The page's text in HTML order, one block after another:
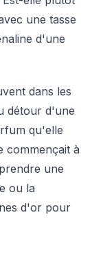
une tasse
d'une
dans les
détour d'une
qu'elle
commençait à
une
ou la
d'or pour